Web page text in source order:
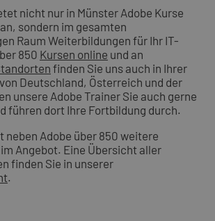
nicht nur in Münster Adobe Kurse
sondern im gesamten
Raum Weiterbildungen für Ihr IT-
850 Kursen online und an
finden Sie uns auch in Ihrer
Deutschland, Österreich und der
unsere Adobe Trainer Sie auch gerne
führen dort Ihre Fortbildung durch.
neben Adobe über 850 weitere
Angebot. Eine Übersicht aller
finden Sie in unserer
.